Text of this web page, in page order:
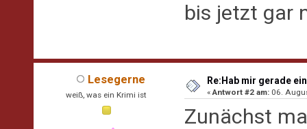
bis jetzt gar
Lesegerne
weiß, was ein Krimi ist
Re:Hab mir gerade
«Antwort #2 am: 06.
Zunächst